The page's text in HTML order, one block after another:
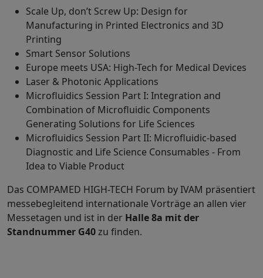
Scale Up, don’t Screw Up: Design for
Manufacturing in Printed Electronics and 3D
Printing
Smart Sensor Solutions
Europe meets USA: High-Tech for Medical Devices
Laser & Photonic Applications
Microfluidics Session Part I: Integration and
Combination of Microfluidic Components
Generating Solutions for Life Sciences
Microfluidics Session Part II: Microfluidic-based
Diagnostic and Life Science Consumables - From
Idea to Viable Product
Das COMPAMED HIGH-TECH Forum by IVAM präsentiert
messebegleitend internationale Vorträge an allen vier
Messetagen und ist in der Halle 8a mit der
Standnummer G40zu finden.